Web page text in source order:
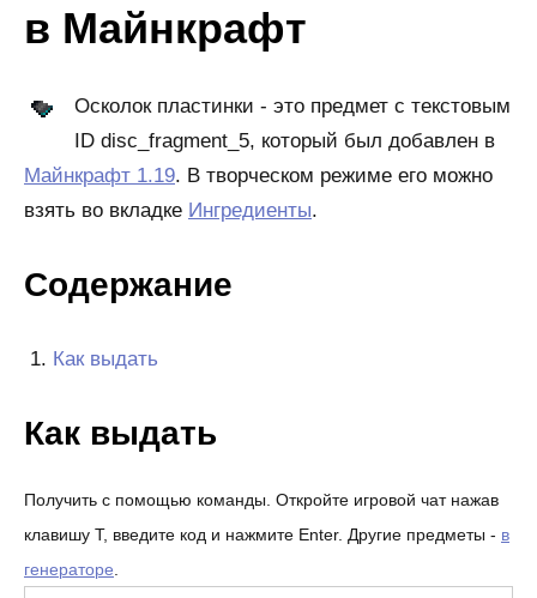
в Майнкрафт
Осколок пластинки - это предмет с текстовым
ID disc_fragment_5, который был добавлен в
Майнкрафт 1.19. В творческом режиме его можно
взять во вкладке Ингредиенты.
Содержание
Как выдать
Как выдать
Получить с помощью команды. Откройте игровой чат нажав
клавишу T, введите код и нажмите Enter. Другие предметы - в
генераторе.